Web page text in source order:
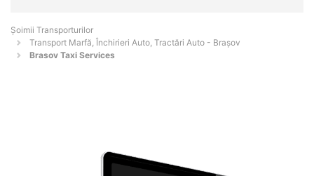
Șoimii Transporturilor
Transport Marfă, Închirieri Auto, Tractări Auto - Braşov
Brasov Taxi Services